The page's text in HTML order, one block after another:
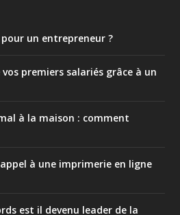
un entrepreneur ?
vos premiers salariés grâce à un
à la maison : comment
à une imprimerie en ligne
est il devenu leader de la